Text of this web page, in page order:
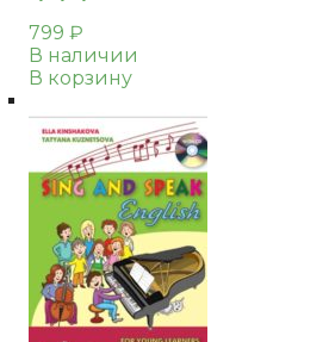
799 ₽
В наличии
В корзину